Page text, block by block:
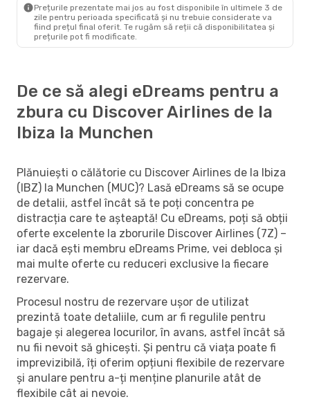
Prețurile prezentate mai jos au fost disponibile în ultimele 3 de
zile pentru perioada specificată și nu trebuie considerate va
fiind prețul final oferit. Te rugăm să reții că disponibilitatea și
prețurile pot fi modificate.
De ce să alegi eDreams pentru a
zbura cu Discover Airlines de la
Ibiza la Munchen
Plănuiești o călătorie cu Discover Airlines de la Ibiza
(IBZ) la Munchen (MUC)? Lasă eDreams să se ocupe
de detalii, astfel încât să te poți concentra pe
distracția care te așteaptă! Cu eDreams, poți să obții
oferte excelente la zborurile Discover Airlines (7Z) –
iar dacă ești membru eDreams Prime, vei debloca și
mai multe oferte cu reduceri exclusive la fiecare
rezervare.
Procesul nostru de rezervare ușor de utilizat
prezintă toate detaliile, cum ar fi regulile pentru
bagaje și alegerea locurilor, în avans, astfel încât să
nu fii nevoit să ghicești. Și pentru că viața poate fi
imprevizibilă, îți oferim opțiuni flexibile de rezervare
și anulare pentru a-ți menține planurile atât de
flexibile cât ai nevoie.